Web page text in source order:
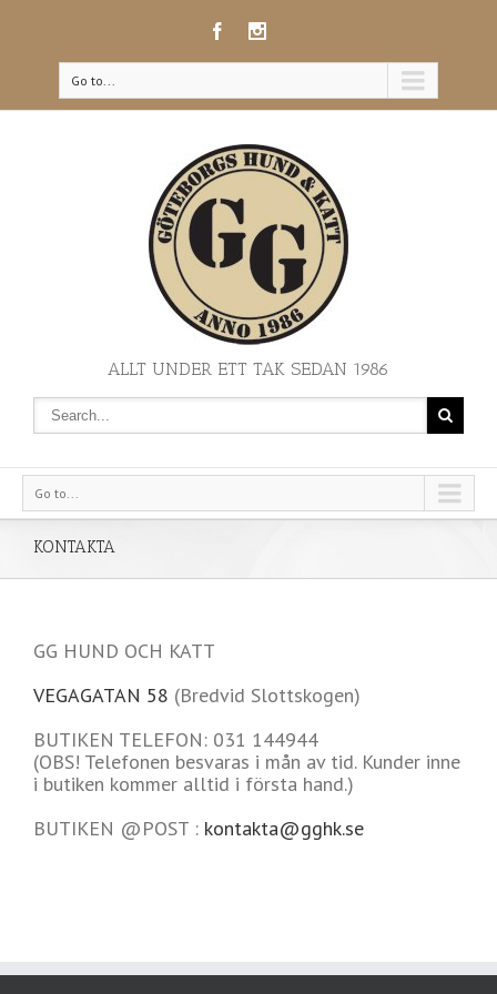
Go to...
ALLT UNDER ETT TAK SEDAN 1986
Go to...
KONTAKTA
GG HUND OCH KATT
VEGAGATAN 58 (Bredvid Slottskogen)
BUTIKEN TELEFON: 031 144944
(OBS! Telefonen besvaras i mån av tid. Kunder inne
i butiken kommer alltid i första hand.)
BUTIKEN @POST : kontakta@gghk.se